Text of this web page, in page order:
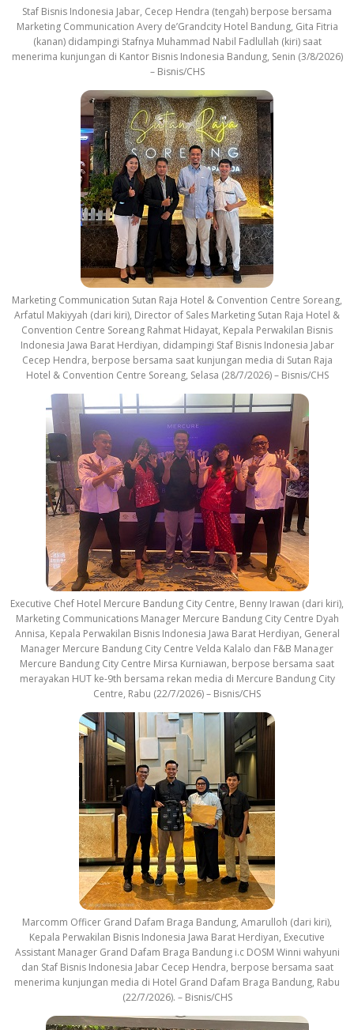
Staf Bisnis Indonesia Jabar, Cecep Hendra (tengah) berpose bersama
Marketing Communication Avery de’Grandcity Hotel Bandung, Gita Fitria
(kanan) didampingi Stafnya Muhammad Nabil Fadlullah (kiri) saat
menerima kunjungan di Kantor Bisnis Indonesia Bandung, Senin (3/8/2026)
– Bisnis/CHS
Marketing Communication Sutan Raja Hotel & Convention Centre Soreang,
Arfatul Makiyyah (dari kiri), Director of Sales Marketing Sutan Raja Hotel &
Convention Centre Soreang Rahmat Hidayat, Kepala Perwakilan Bisnis
Indonesia Jawa Barat Herdiyan, didampingi Staf Bisnis Indonesia Jabar
Cecep Hendra, berpose bersama saat kunjungan media di Sutan Raja
Hotel & Convention Centre Soreang, Selasa (28/7/2026) – Bisnis/CHS
Executive Chef Hotel Mercure Bandung City Centre, Benny Irawan (dari kiri),
Marketing Communications Manager Mercure Bandung City Centre Dyah
Annisa, Kepala Perwakilan Bisnis Indonesia Jawa Barat Herdiyan, General
Manager Mercure Bandung City Centre Velda Kalalo dan F&B Manager
Mercure Bandung City Centre Mirsa Kurniawan, berpose bersama saat
merayakan HUT ke-9th bersama rekan media di Mercure Bandung City
Centre, Rabu (22/7/2026) – Bisnis/CHS
Marcomm Officer Grand Dafam Braga Bandung, Amarulloh (dari kiri),
Kepala Perwakilan Bisnis Indonesia Jawa Barat Herdiyan, Executive
Assistant Manager Grand Dafam Braga Bandung i.c DOSM Winni wahyuni
dan Staf Bisnis Indonesia Jabar Cecep Hendra, berpose bersama saat
menerima kunjungan media di Hotel Grand Dafam Braga Bandung, Rabu
(22/7/2026). – Bisnis/CHS